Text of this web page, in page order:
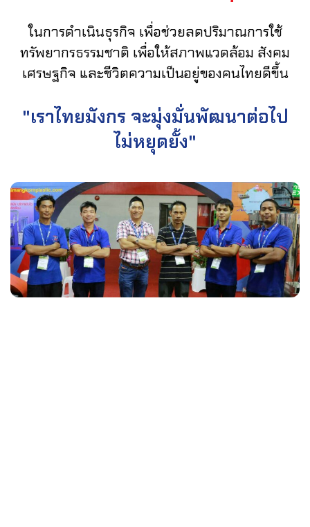
ในการดำเนินธุรกิจ เพื่อช่วยลดปริมาณการใช้
ทรัพยากรธรรมชาติ เพื่อให้สภาพแวดล้อม สังคม
เศรษฐกิจ และชีวิตความเป็นอยู่ของคนไทยดีขึ้น
"เราไทยมังกร จะมุ่งมั่นพัฒนาต่อไป
ไม่หยุดยั้ง"